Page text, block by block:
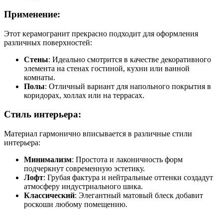
Применение:
Этот керамогранит прекрасно подходит для оформления
различных поверхностей:
Стены: Идеально смотрится в качестве декоративного
элемента на стенах гостиной, кухни или ванной
комнаты.
Полы: Отличный вариант для напольного покрытия в
коридорах, холлах или на террасах.
Стиль интерьера:
Материал гармонично вписывается в различные стили
интерьера:
Минимализм: Простота и лаконичность форм
подчеркнут современную эстетику.
Лофт: Грубая фактура и нейтральные оттенки создадут
атмосферу индустриального шика.
Классический: Элегантный матовый блеск добавит
роскоши любому помещению.